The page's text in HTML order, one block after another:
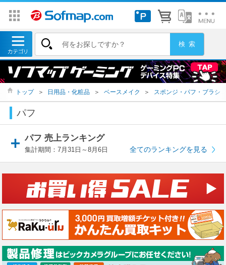
トップ ＞ 日用品・化粧品 ＞ ベースメイク ＞ スポンジ・パフ・ブラシ
パフ
パフ 売上ランキング
集計期間：7月31日～8月6日 全てのランキングを見る